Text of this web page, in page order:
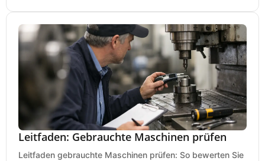
Leitfaden: Gebrauchte Maschinen prüfen
Leitfaden gebrauchte Maschinen prüfen: So bewerten Sie